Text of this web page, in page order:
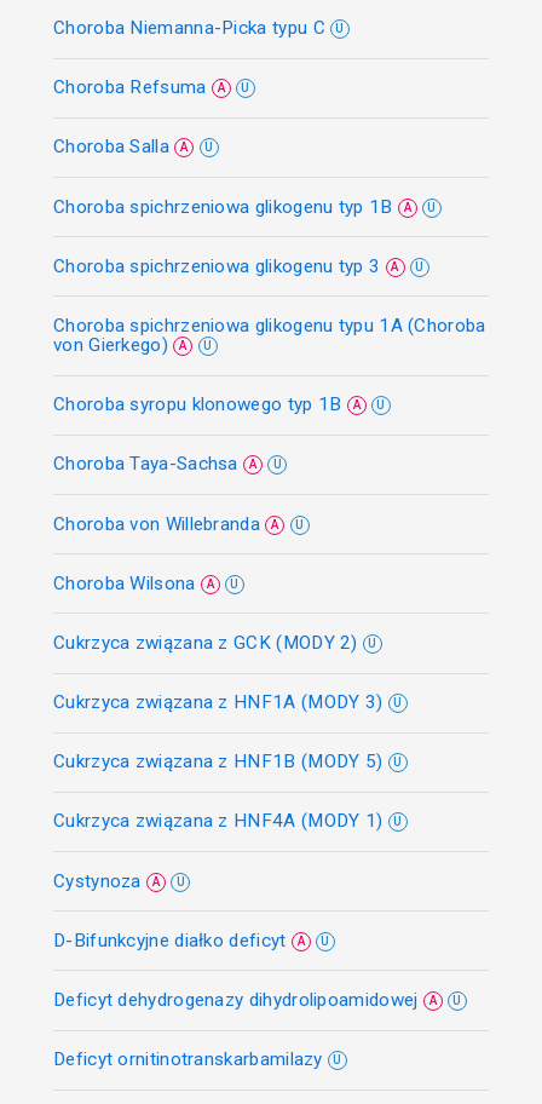
Choroba Niemanna-Picka typu C U
Choroba Refsuma A U
Choroba Salla A U
Choroba spichrzeniowa glikogenu typ 1B A U
Choroba spichrzeniowa glikogenu typ 3 A U
Choroba spichrzeniowa glikogenu typu 1A (Choroba
von Gierkego)
A U
Choroba syropu klonowego typ 1B A U
Choroba Taya-Sachsa A U
Choroba von Willebranda A U
Choroba Wilsona A U
Cukrzyca związana z GCK (MODY 2) U
Cukrzyca związana z HNF1A (MODY 3) U
Cukrzyca związana z HNF1B (MODY 5) U
Cukrzyca związana z HNF4A (MODY 1) U
Cystynoza A U
D-Bifunkcyjne diałko deficyt A U
Deficyt dehydrogenazy dihydrolipoamidowej A U
Deficyt ornitinotranskarbamilazy U